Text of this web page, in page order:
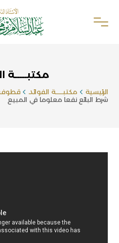
مكتبـــــة
الرئيسية مكتبـــــة الفوائد
قطوف
شرط البائع نفعا معلوما في المبيع